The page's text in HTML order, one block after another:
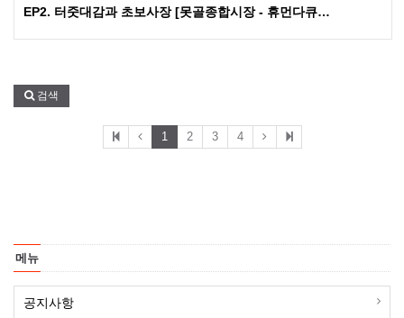
EP2. 터줏대감과 초보사장 [못골종합시장 - 휴먼다큐…
검색
1 2 3 4
메뉴
공지사항